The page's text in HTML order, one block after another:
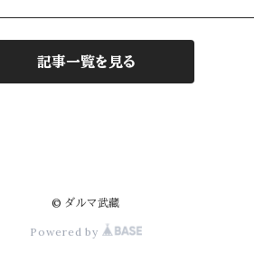
記事一覧を見る
© ダルマ武藏
Powered by